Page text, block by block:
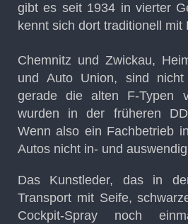
gibt es seit 1934 in vierter
kennt sich dort traditionell mit
Chemnitz und Zwickau,
und Auto Union, sind
gerade die alten F-Typen
wurden in der früheren
Wenn also ein Fachbetrieb
Autos nicht in- und
Das Kunstleder, das in
Transport mit Seife,
Cockpit-Spray noch